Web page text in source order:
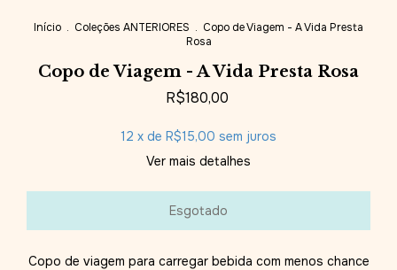
Início . Coleções ANTERIORES . Copo de Viagem - A Vida Presta
Rosa
Copo de Viagem - A Vida Presta Rosa
R$180,00
12 x de R$15,00 sem juros
Ver mais detalhes
Copo de viagem para carregar bebida com menos chance